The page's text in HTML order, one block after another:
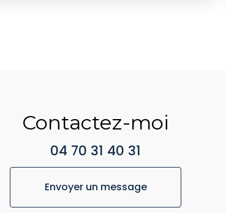
Contactez-moi
04 70 31 40 31
Envoyer un message